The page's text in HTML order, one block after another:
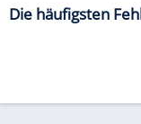
Die häufigsten